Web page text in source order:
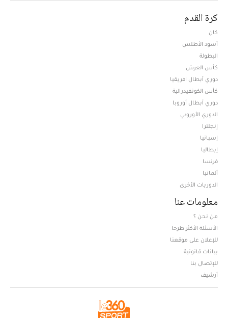
كرة القدم
كان
أسود الأطلس
البطولة
كأس العرش
دوري أبطال افريقيا
كأس الكونفيدرالية
دوري أبطال أوروبا
الدوري الأوروبي
إنجلترا
إسبانيا
إيطاليا
فرنسا
ألمانيا
الدوريات الأخرى
معلومات عنا
من نحن ؟
الأسئلة الأكثر طرحا
للإعلان على موقعنا
بيانات قانونية
للإتصال بنا
أرشيف